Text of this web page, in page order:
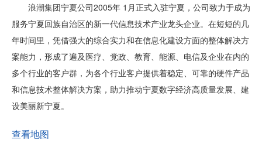
浪潮集团宁夏公司2005年 1月正式入驻宁夏，公司致力于成为
服务宁夏回族自治区的新一代信息技术产业龙头企业。在短短的几
年时间里，凭借强大的综合实力和在信息化建设方面的整体解决方
案能力，形成了遍及医疗、党政、教育、能源、电信及企业在内的
多个行业的客户群，为各个行业客户提供着稳定、可靠的硬件产品
和信息技术整体解决方案，助力推动宁夏数字经济高质量发展、建
设美丽新宁夏。
查看地图